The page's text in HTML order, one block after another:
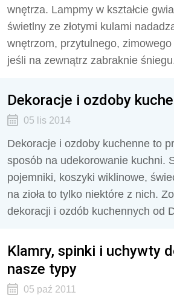
wnętrza. Lampmy w kształcie
świetlny ze złotymi kulami
wnętrzom, przytulnego,
jeśli na zewnątrz zabraknie
Dekoracje i ozdoby
05 lis 2014
Dekoracje i ozdoby kuchenne to
sposób na udekorowanie kuchni.
pojemniki, koszyki wiklinowe,
na zioła to tylko niektóre z nich.
dekoracji i ozdób kuchennych od
Klamry, spinki i uchywty
nasze typy
05 paź 2011